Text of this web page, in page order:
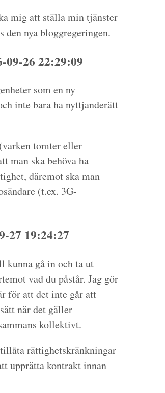
mig att ställa min tjänster
den nya bloggregeringen.
26 22:29:09
som en ny
inte bara ha nyttjanderätt
tomter eller
man ska behöva ha
däremot ska man
(t.ex. 3G-
27 19:24:27
kunna gå in och ta ut
vad du påstår. Jag gör
för att det inte går att
när det gäller
kollektivt.
rättighetskränkningar
upprätta kontrakt innan